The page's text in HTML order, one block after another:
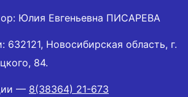
Юлия Евгеньевна ПИСАРЕВА
632121, Новосибирская область, г.
84.
— 8(38364) 21-673